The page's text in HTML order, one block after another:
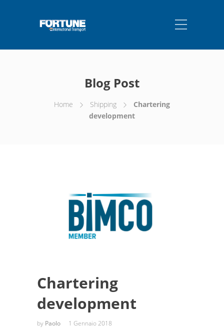
Blog Post
Home Shipping
Chartering
development
Chartering
development
by Paolo
1 Gennaio 2018